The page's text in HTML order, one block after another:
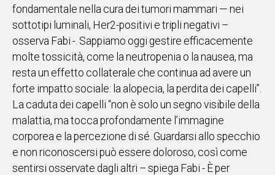
fondamentale nella cura dei tumori mammari — nei
sottotipi luminali, Her2-positivi e tripli negativi –
osserva Fabi -. Sappiamo oggi gestire efficacemente
molte tossicità, come la neutropenia o la nausea, ma
resta un effetto collaterale che continua ad avere un
forte impatto sociale: la alopecia, la perdita dei capelli”.
La caduta dei capelli “non è solo un segno visibile della
malattia, ma tocca profondamente l’immagine
corporea e la percezione di sé. Guardarsi allo specchio
e non riconoscersi può essere doloroso, così come
sentirsi osservate dagli altri – spiega Fabi - È per